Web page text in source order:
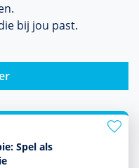
bij jou past.
Spel als